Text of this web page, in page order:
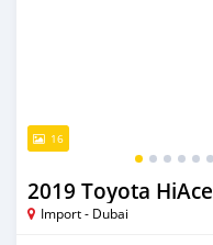
16
2019 Toyota HiAce
Import - Dubai